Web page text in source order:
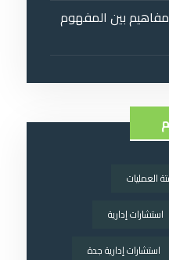
التحول الرقمي؟ 5 مفاهيم بين المفهوم
العمليات
استشارات إدارية
استشارات إدارية جدة